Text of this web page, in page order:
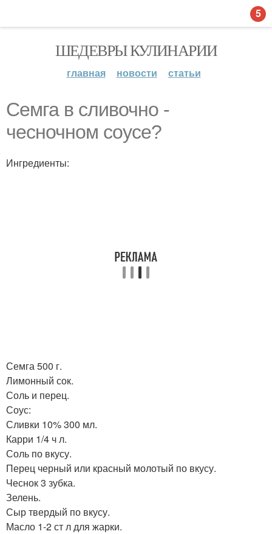
ШЕДЕВРЫ КУЛИНАРИИ
главная новости статьи
Семга в сливочно -
чесночном соусе?
Ингредиенты:
Семга 500 г.
Лимонный сок.
Соль и перец.
Соус:
Сливки 10% 300 мл.
Карри 1/4 ч л.
Соль по вкусу.
Перец черный или красный молотый по вкусу.
Чеснок 3 зубка.
Зелень.
Сыр твердый по вкусу.
Масло 1-2 ст л для жарки.
5